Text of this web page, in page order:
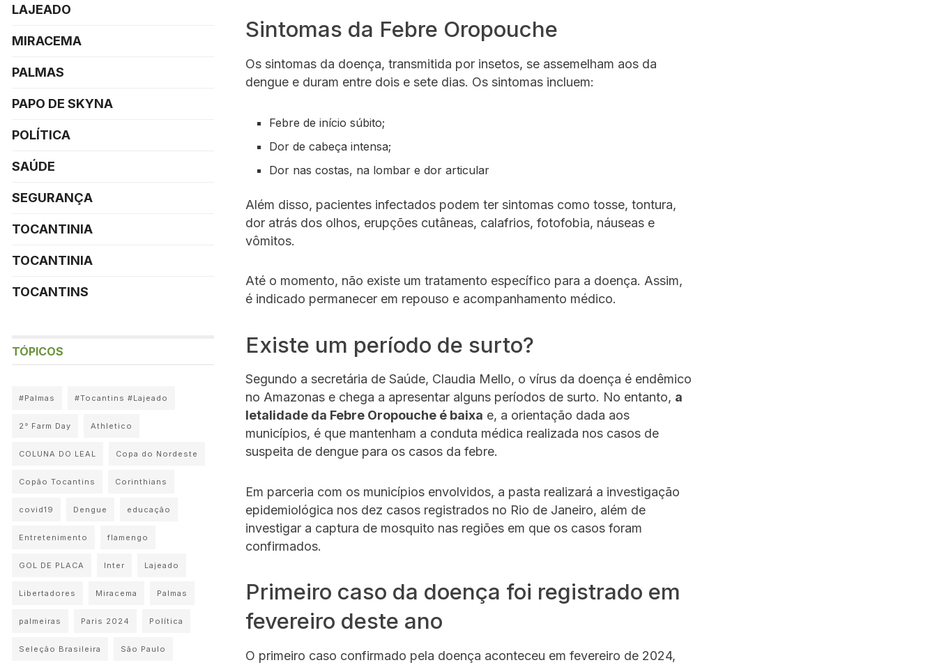
Sintomas da Febre Oropouche
Os sintomas da doença, transmitida por insetos, se assemelham aos da
dengue e duram entre dois e sete dias. Os sintomas incluem:
Febre de início súbito;
Dor de cabeça intensa;
Dor nas costas, na lombar e dor articular
Além disso, pacientes infectados podem ter sintomas como tosse, tontura,
dor atrás dos olhos, erupções cutâneas, calafrios, fotofobia, náuseas e
vômitos.
Até o momento, não existe um tratamento específico para a doença. Assim,
é indicado permanecer em repouso e acompanhamento médico.
Existe um período de surto?
Segundo a secretária de Saúde, Claudia Mello, o vírus da doença é endêmico
no Amazonas e chega a apresentar alguns períodos de surto. No entanto, a
letalidade da Febre Oropouche é baixa e, a orientação dada aos
municípios, é que mantenham a conduta médica realizada nos casos de
suspeita de dengue para os casos da febre.
Em parceria com os municípios envolvidos, a pasta realizará a investigação
epidemiológica nos dez casos registrados no Rio de Janeiro, além de
investigar a captura de mosquito nas regiões em que os casos foram
confirmados.
Primeiro caso da doença foi registrado em
fevereiro deste ano
O primeiro caso confirmado pela doença aconteceu em fevereiro de 2024,
LAJEADO
MIRACEMA
PALMAS
PAPO DE SKYNA
POLÍTICA
SAÚDE
SEGURANÇA
TOCANTINIA
TOCANTINIA
TOCANTINS
TÓPICOS
#Palmas #Tocantins #Lajeado
2° Farm Day Athletico
COLUNA DO LEAL Copa do Nordeste
Copão Tocantins Corinthians
covid19 Dengue educação
Entretenimento flamengo
GOL DE PLACA Inter Lajeado
Libertadores Miracema Palmas
palmeiras Paris 2024 Política
Seleção Brasileira São Paulo